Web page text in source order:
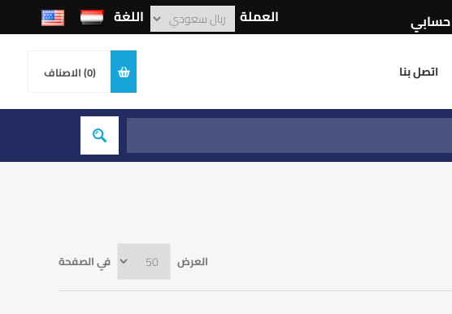
العملة اللغة حسابي
اتصل بنا (0) الاصناف
العرض في الصفحة